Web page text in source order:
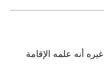
أنه علمه الإقامة